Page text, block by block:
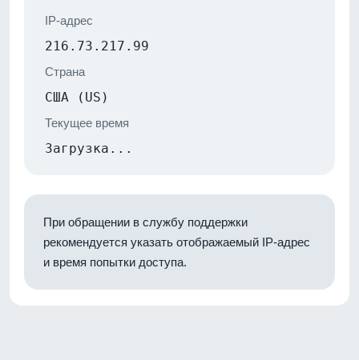
IP-адрес
216.73.217.99
Страна
США (US)
Текущее время
Загрузка...
При обращении в службу поддержки
рекомендуется указать отображаемый IP-адрес
и время попытки доступа.